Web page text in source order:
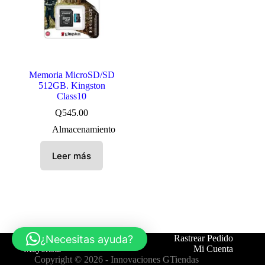
Memoria MicroSD/SD
512GB. Kingston
Class10
Q545.00
Almacenamiento
Leer más
Tienda Contáctanos
Rastrear Pedido
Mayorista
Mi Cuenta
Copyright © 2026 - Innovaciones GTiendas
¿Necesitas ayuda?